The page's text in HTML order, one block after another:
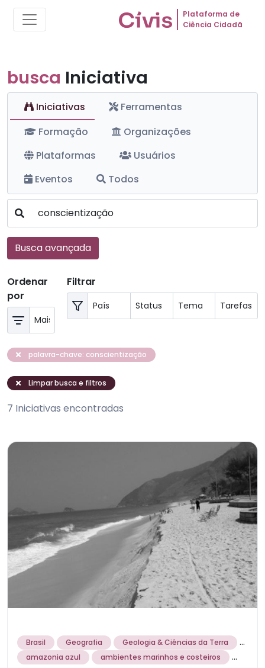
Plataforma de
Ciência Cidadã
busca Iniciativa
Iniciativas
Ferramentas
Formação
Organizações
Plataformas
Usuários
Eventos
Todos
Busca avançada
Ordenar
por
Filtrar
palavra-chave: conscientização
Limpar busca e filtros
7 Iniciativas encontradas
Brasil Geografia Geologia & Ciências da Terra ...
amazonia azul ambientes marinhos e costeiros ...